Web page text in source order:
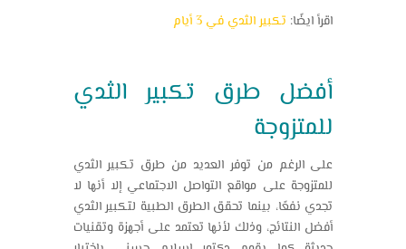
اقرأ ايضًا: تكبير الثدي في 3 أيام
أفضل طرق تكبير الثدي
للمتزوجة
على الرغم من توفر العديد من طرق تكبير الثدي
للمتزوجة على مواقع التواصل الاجتماعي إلا أنها لا
تجدي نفعًا، بينما تحقق الطرق الطبية لتكبير الثدي
أفضل النتائج، وذلك لأنها تعتمد على أجهزة وتقنيات